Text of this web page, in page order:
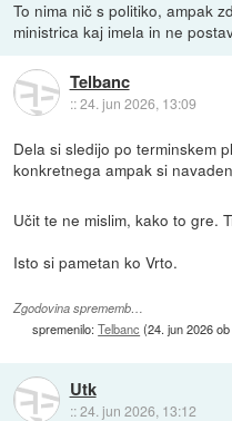
To nima nič s politiko, ampak
ministrica kaj imela in ne
Telbanc
::24. jun 2026, 13:09
Dela si sledijo po terminskem
konkretnega ampak si
Učit te ne mislim, kako to gre.
Isto si pametan ko Vrto.
Zgodovina sprememb…
spremenilo:Telbanc (24. jun 2026
Utk
::24. jun 2026, 13:12